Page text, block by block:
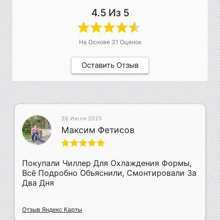
4.5Из 5
На Основе 31 Оценок
Оставить Отзыв
26 Июля 2025
Максим Фетисов
Покупали Чиллер Для Охлаждения Формы,
Всё Подробно Объяснили, Смонтировали За
Два Дня
Отзыв Яндекс Карты